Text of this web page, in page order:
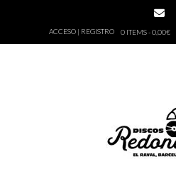
ACCESO | REGISTRO 0 ITEMS - 0,00€